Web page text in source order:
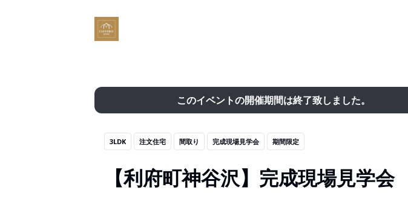
このイベントの開催期間は終了致しました。
3LDK 注文住宅 間取り 完成現場見学会 期間限定
【利府町神谷沢】完成現場見学会